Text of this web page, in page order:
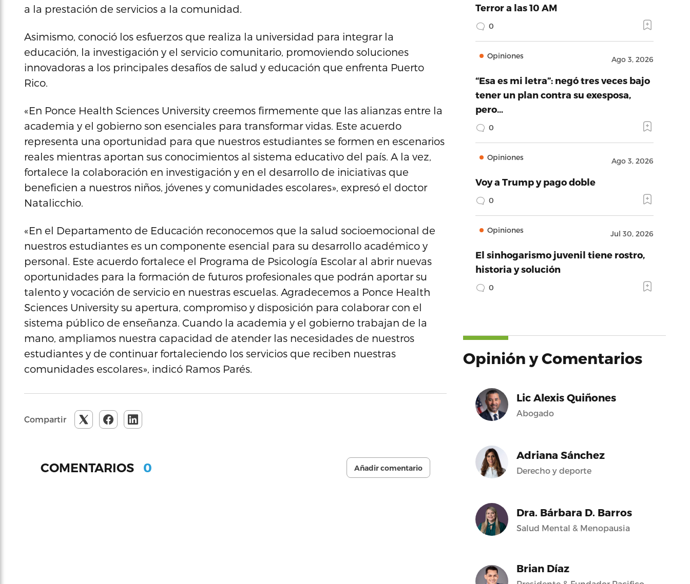
a la prestación de servicios a la comunidad.
Asimismo, conoció los esfuerzos que realiza la universidad para integrar la
educación, la investigación y el servicio comunitario, promoviendo soluciones
innovadoras a los principales desafíos de salud y educación que enfrenta Puerto
Rico.
«En Ponce Health Sciences University creemos firmemente que las alianzas entre la
academia y el gobierno son esenciales para transformar vidas. Este acuerdo
representa una oportunidad para que nuestros estudiantes se formen en escenarios
reales mientras aportan sus conocimientos al sistema educativo del país. A la vez,
fortalece la colaboración en investigación y en el desarrollo de iniciativas que
beneficien a nuestros niños, jóvenes y comunidades escolares», expresó el doctor
Natalicchio.
«En el Departamento de Educación reconocemos que la salud socioemocional de
nuestros estudiantes es un componente esencial para su desarrollo académico y
personal. Este acuerdo fortalece el Programa de Psicología Escolar al abrir nuevas
oportunidades para la formación de futuros profesionales que podrán aportar su
talento y vocación de servicio en nuestras escuelas. Agradecemos a Ponce Health
Sciences University su apertura, compromiso y disposición para colaborar con el
sistema público de enseñanza. Cuando la academia y el gobierno trabajan de la
mano, ampliamos nuestra capacidad de atender las necesidades de nuestros
estudiantes y de continuar fortaleciendo los servicios que reciben nuestras
comunidades escolares», indicó Ramos Parés.
Compartir
COMENTARIOS 0 Añadir comentario
Terror a las 10 AM
0
Opiniones Ago 3, 2026
“Esa es mi letra”: negó tres veces bajo
tener un plan contra su exesposa,
pero…
0
Opiniones Ago 3, 2026
Voy a Trump y pago doble
0
Opiniones Jul 30, 2026
El sinhogarismo juvenil tiene rostro,
historia y solución
0
Opinión y Comentarios
Lic Alexis Quiñones
Abogado
Adriana Sánchez
Derecho y deporte
Dra. Bárbara D. Barros
Salud Mental & Menopausia
Brian Díaz